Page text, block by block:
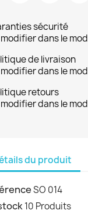
sécurité
dans le
de livraison
dans le
retours
dans le
du produit
SO 014
10 Produits